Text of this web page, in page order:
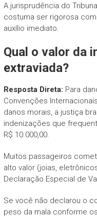
A jurisprudência do
costuma ser rigorosa
auxílio imediato.
Qual o valor da
extraviada?
Resposta Direta: Para
Convenções
danos morais, a justiça
indenizações que
R$ 10.000,00.
Muitos passageiros
alto valor (joias,
Declaração Especial de
Se você não declarou o
peso da mala conforme